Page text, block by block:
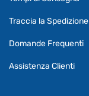
Traccia la Spedizione
Domande Frequenti
Assistenza Clienti